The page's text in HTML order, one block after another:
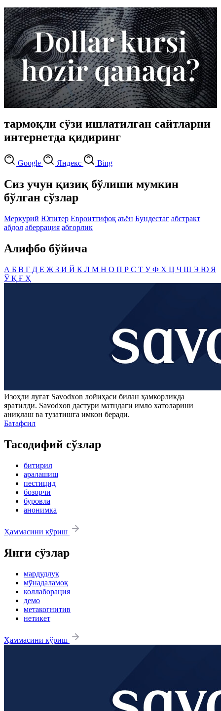
тармоқли сўзи ишлатилган сайтларни
интернетда қидиринг
Google Яндекс Bing
Сиз учун қизиқ бўлиши мумкин
бўлган сўзлар
Меркурий Юпитер Евроиттифоқ аъён Бундестаг абстракт
абдол аберрация абгорлик
Алифбо бўйича
А Б В Г Д Е Ж З И Й К Л М Н О П Р С Т УФ Х Ц Ч Ш Э Ю Я
ЎҚ Ғ Ҳ
Изоҳли луғат Savodxon лойиҳаси билан ҳамкорликда
яратилди. Savodxon дастури матндаги имло хатоларини
аниқлаш ва тузатишга имкон беради.
Батафсил
Тасодифий сўзлар
битирил
аралашиш
пестицид
бозорчи
буровла
анонимка
Ҳаммасини кўриш
Янги сўзлар
мардудлуқ
мўнадаламоқ
коллаборация
демо
метакогнитив
нетикет
Ҳаммасини кўриш